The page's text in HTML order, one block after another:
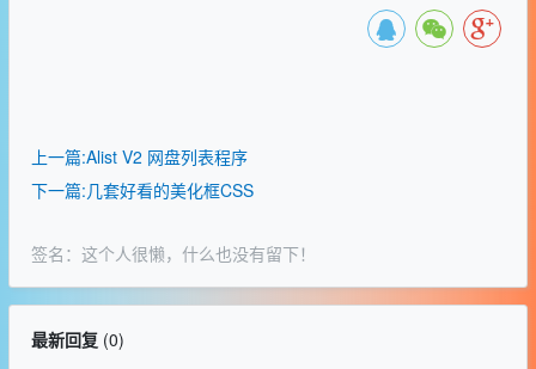
上一篇:Alist V2 网盘列表程序
下一篇:几套好看的美化框CSS
签名：这个人很懒，什么也没有留下！
最新回复(0)